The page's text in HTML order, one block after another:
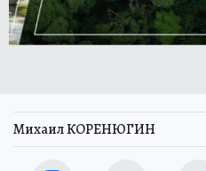
Михаил КОРЕНЮГИН